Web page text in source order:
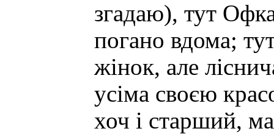
згадаю), тут
погано вдома;
жінок, але
усіма своєю
хоч і старший,